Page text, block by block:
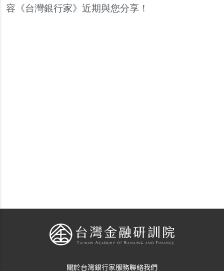
容《台灣銀行家》近期與您分享！
關於台灣銀行家服務聯絡我們